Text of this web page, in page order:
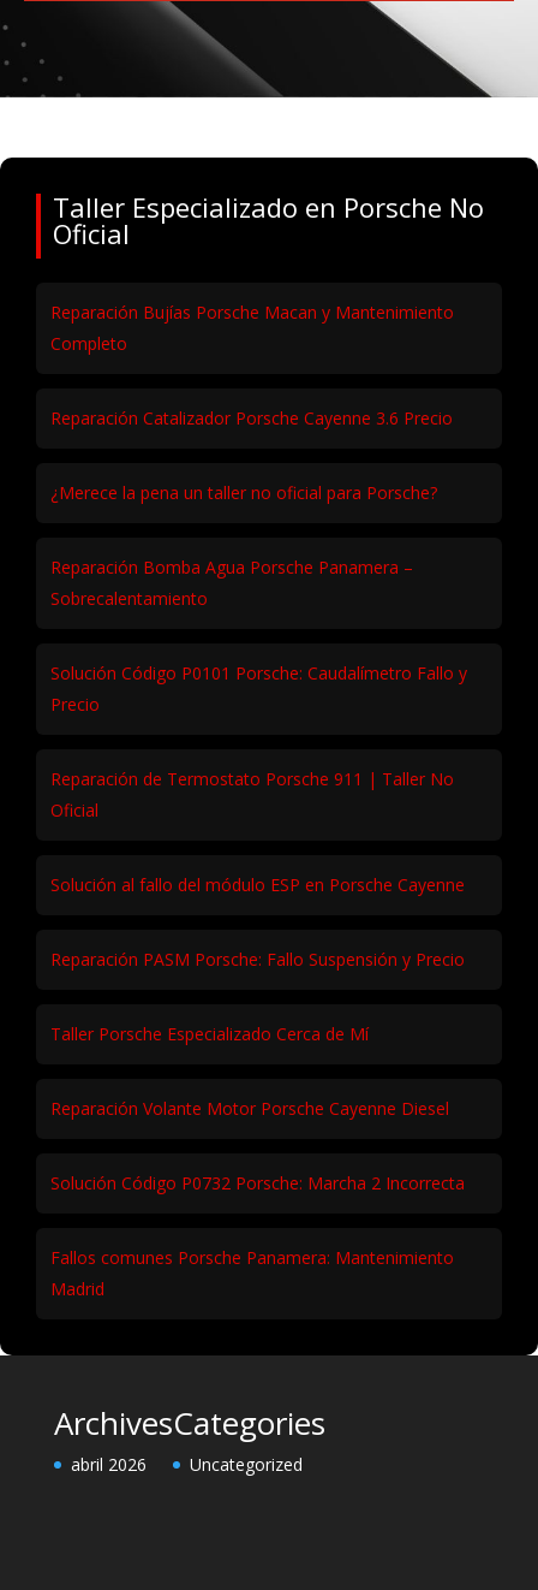
Taller Especializado en Porsche No
Oficial
Reparación Bujías Porsche Macan y Mantenimiento
Completo
Reparación Catalizador Porsche Cayenne 3.6 Precio
¿Merece la pena un taller no oficial para Porsche?
Reparación Bomba Agua Porsche Panamera –
Sobrecalentamiento
Solución Código P0101 Porsche: Caudalímetro Fallo y
Precio
Reparación de Termostato Porsche 911 | Taller No
Oficial
Solución al fallo del módulo ESP en Porsche Cayenne
Reparación PASM Porsche: Fallo Suspensión y Precio
Taller Porsche Especializado Cerca de Mí
Reparación Volante Motor Porsche Cayenne Diesel
Solución Código P0732 Porsche: Marcha 2 Incorrecta
Fallos comunes Porsche Panamera: Mantenimiento
Madrid
Archives
abril 2026
Categories
Uncategorized